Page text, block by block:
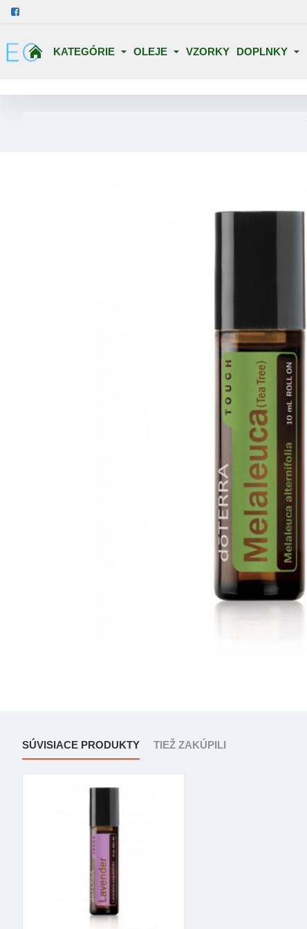
KATEGÓRIE OLEJE VZORKY DOPLNKY
SÚVISIACE PRODUKTY TIEŽ ZAKÚPILI